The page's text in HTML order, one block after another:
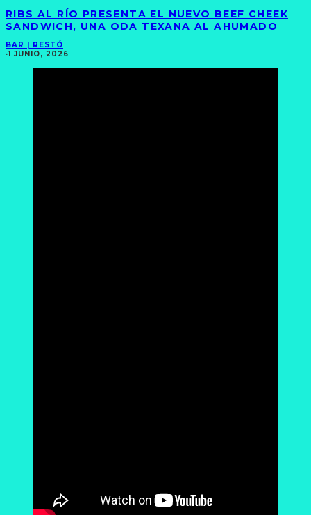
RIBS AL RÍO PRESENTA EL NUEVO BEEF CHEEK
SANDWICH, UNA ODA TEXANA AL AHUMADO
BAR | RESTÓ
·1 JUNIO, 2026